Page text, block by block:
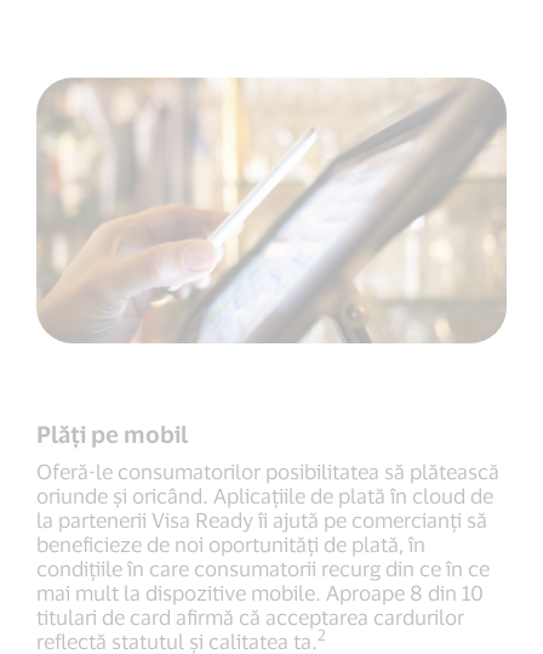
Plăți pe mobil
Oferă-le consumatorilor posibilitatea să plătească
oriunde și oricând. Aplicațiile de plată în cloud de
la partenerii Visa Ready îi ajută pe comercianți să
beneficieze de noi oportunități de plată, în
condițiile în care consumatorii recurg din ce în ce
mai mult la dispozitive mobile. Aproape 8 din 10
titulari de card afirmă că acceptarea cardurilor
reflectă statutul și calitatea ta. 2